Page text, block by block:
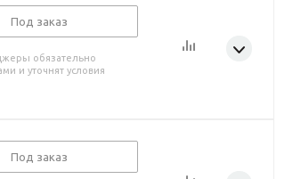
Под заказ
обязательно
и уточнят условия
Под заказ